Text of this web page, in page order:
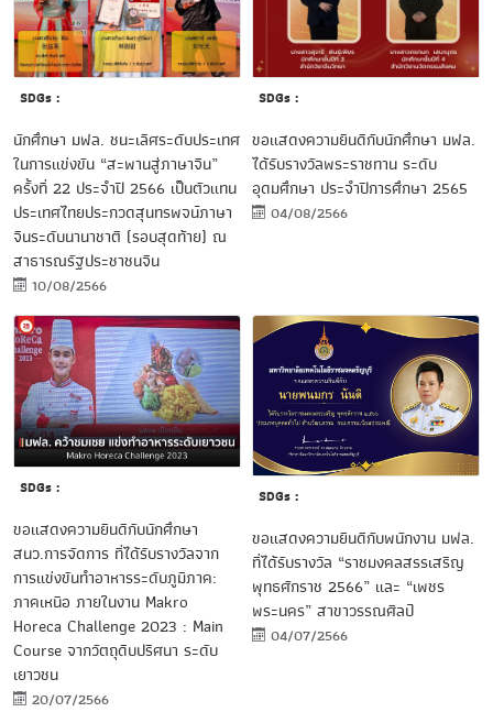
SDGs :
นักศึกษา มฟล. ชนะเลิศระดับประเทศ
ในการแข่งขัน “สะพานสู่ภาษาจีน”
ครั้งที่ 22 ประจำปี 2566 เป็นตัวแทน
ประเทศไทยประกวดสุนทรพจน์ภาษา
จีนระดับนานาชาติ (รอบสุดท้าย) ณ
สาธารณรัฐประชาชนจีน
10/08/2566
SDGs :
ขอแสดงความยินดีกับนักศึกษา มฟล.
ได้รับรางวัลพระราชทาน ระดับ
อุดมศึกษา ประจำปีการศึกษา 2565
04/08/2566
SDGs :
ขอแสดงความยินดีกับนักศึกษา
สนว.การจัดการ ที่ได้รับรางวัลจาก
การแข่งขันทำอาหารระดับภูมิภาค:
ภาคเหนือ ภายในงาน Makro
Horeca Challenge 2023 : Main
Course จากวัตถุดิบปริศนา ระดับ
เยาวชน
20/07/2566
SDGs :
ขอแสดงความยินดีกับพนักงาน มฟล.
ที่ได้รับรางวัล “ราชมงคลสรรเสริญ
พุทธศักราช 2566” และ “เพชร
พระนคร” สาขาวรรณศิลป์
04/07/2566